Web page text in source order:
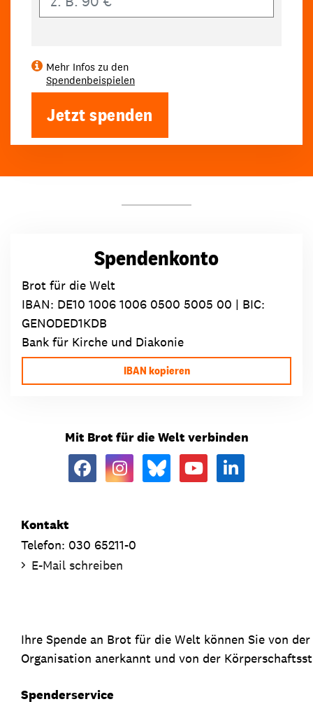
Mehr Infos zu den
Spendenbeispielen
Jetzt spenden
Spendenkonto
Brot für die Welt
IBAN: DE10 1006 1006 0500 5005 00 | BIC:
GENODED1KDB
Bank für Kirche und Diakonie
IBAN kopieren
Mit Brot für die Welt verbinden
Kontakt
Telefon: 030 65211-0
E-Mail schreiben
Ihre Spende an Brot für die Welt können Sie von
Organisation anerkannt und von der
Spenderservice